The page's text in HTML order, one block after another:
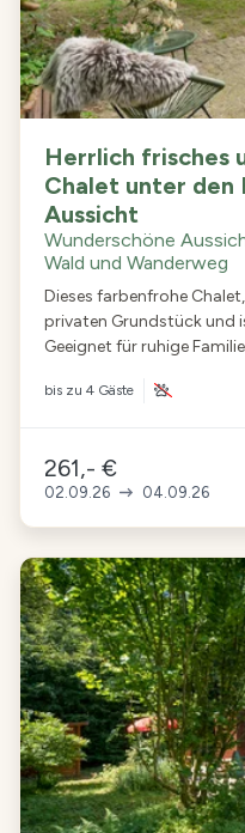
Herrlich frisches
Chalet unter den
Aussicht
Wunderschöne
Wald und Wanderweg
Dieses farbenfrohe
privaten Grundstück
Geeignet für ruhige
bis zu 4 Gäste
261,- €
02.09.26 04.09.26